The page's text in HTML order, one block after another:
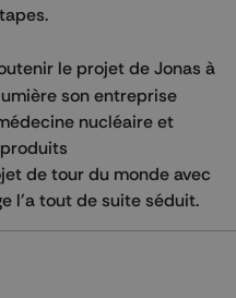
le projet de Jonas à
son entreprise
nucléaire et
de tour du monde avec
l'a tout de suite séduit.